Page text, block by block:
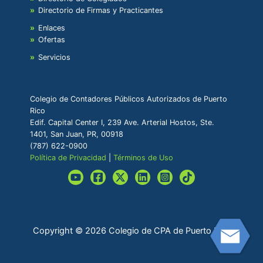
Directorio de Firmas y Practicantes
Enlaces
Ofertas
Servicios
Colegio de Contadores Públicos Autorizados de Puerto
Rico
Edif. Capital Center I, 239 Ave. Arterial Hostos, Ste.
1401, San Juan, PR, 00918
(787) 622-0900
Política de Privacidad |Términos de Uso
Copyright © 2026 Colegio de CPA de Puerto Rico